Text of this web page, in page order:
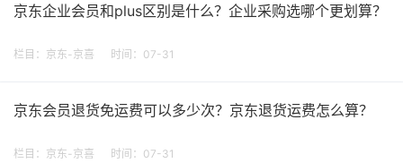
京东企业会员和plus区别是什么？企业采购选哪个更划算？
栏目： 京东-京喜 时间：07-31
京东会员退货免运费可以多少次？京东退货运费怎么算？
栏目： 京东-京喜 时间：07-31